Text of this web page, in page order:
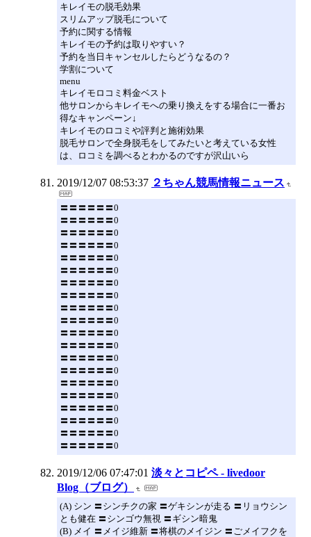
キレイモの脱毛効果
スリムアップ脱毛について
予約に関する情報
キレイモの予約は取りやすい？
予約を当日キャンセルしたらどうなるの？
学割について
menu
キレイモロコミ料金ベスト
他サロンからキレイモへの乗り換えをする場合に一番お
得なキャンペーン↓
キレイモのロコミや評判と施術効果
脱毛サロンで全身脱毛をしてみたいと考えている女性
は、ロコミを調べるとわかるのですが沢山いら
2019/12/07 08:53:37 ２ちゃん競馬情報ニュース
〓〓〓〓〓〓0
〓〓〓〓〓〓0
〓〓〓〓〓〓0
〓〓〓〓〓〓0
〓〓〓〓〓〓0
〓〓〓〓〓〓0
〓〓〓〓〓〓0
〓〓〓〓〓〓0
〓〓〓〓〓〓0
〓〓〓〓〓〓0
〓〓〓〓〓〓0
〓〓〓〓〓〓0
〓〓〓〓〓〓0
〓〓〓〓〓〓0
〓〓〓〓〓〓0
〓〓〓〓〓〓0
〓〓〓〓〓〓0
〓〓〓〓〓〓0
〓〓〓〓〓〓0
〓〓〓〓〓〓0
2019/12/06 07:47:01 淡々とコピペ - livedoor
Blog（ブログ）
(A) シン 〓シンチクの家 〓ゲキシンが走る 〓リョウシン
とも健在 〓シンゴウ無視 〓ギシン暗鬼
(B) メイ 〓メイジ維新 〓将棋のメイジン 〓ごメイフクを